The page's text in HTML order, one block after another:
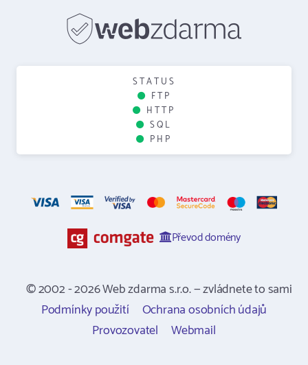
STATUS
FTP
HTTP
SQL
PHP
Převod domény
© 2002 - 2026 Web zdarma s.r.o. — zvládnete to sami
Podmínky použití
Ochrana osobních údajů
Provozovatel
Webmail